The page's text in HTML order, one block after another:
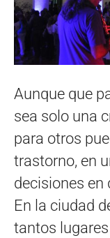
Aunque que
sea solo una
para otros
trastorno, en
decisiones en
En la ciudad
tantos